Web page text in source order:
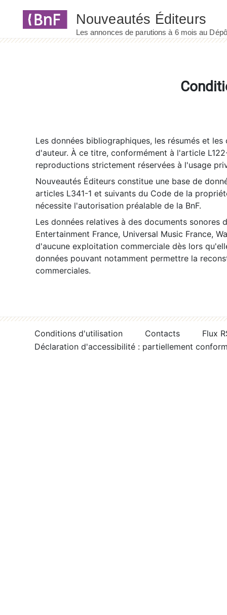
Les données bibliographiques, les résumés et
d'auteur. À ce titre, conformément à l'article
reproductions strictement réservées à l'usage
Nouveautés Éditeurs constitue une base de
articles L341-1 et suivants du Code de la
nécessite l'autorisation préalable de la BnF.
Les données relatives à des documents sonores
Entertainment France, Universal Music France,
d'aucune exploitation commerciale dès lors
données pouvant notamment permettre la
commerciales.
Conditions d'utilisation Contacts
Flux
Déclaration d'accessibilité : partiellement